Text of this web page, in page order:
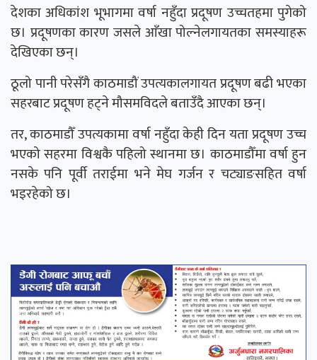
देशका अधिकांश भूभागमा वर्षा नहुँदा प्रदूषण उच्चतहमा पुगेको
छ। प्रदूषणका कारण जसले आँखा पोल्नेलगायतका समस्याहरू
देखिएका छन्।
ठूलो पानी परेसँगै काठमाडौं उपत्यकालगायत प्रदूषण बढी भएका
सहरबाट प्रदूषण हट्ने मौसमविदले बताउँदै आएका छन्।
तर, काठमाडौँ उपत्यकामा वर्षा नहुँदा केही दिन यता प्रदूषण उच्च
भएको सहरमा विश्वकै पहिलो स्थानमा छ। काठमाडौँमा वर्षा हुन
नसके पनि पूर्वी तराईमा भने मेघ गर्जन र चट्याङसहित वर्षा
भइरहेको छ।